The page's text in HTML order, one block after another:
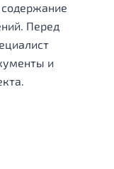
Перед
и